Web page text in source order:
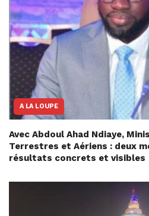
A LA LOUPE
Avec Abdoul Ahad Ndiaye,
Terrestres et Aériens : deux
résultats concrets et visibles